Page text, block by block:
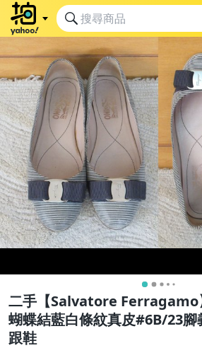
二手【Salvatore Ferragamo
蝴蝶結藍白條紋真皮#6B/23腳
跟鞋